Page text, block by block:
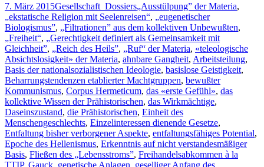
7. März 2015Gesellschaft_Dossiers„Ausstülpung” der Materia,
„ekstatische Religion mit Seelenreisen“, „eugenetischer
Biologismus”, „Filtrationen” aus dem kollektiven Unbewußten,
„Freiheit“, „Gerechtigkeit definiert als Gemeinsamkeit mit
Gleichheit”, „Reich des Heils”, „Ruf“ der Materia, «teleologische
Absichtslosigkeit» der Materia, ahnbare Gangheit, Arbeitsteilung,
Basis der nationalsozialistischen Ideologie, basislose Geistigkeit,
Beharrungstendenzen etablierter Machtgruppen, bewußter
Kommunismus, Corpus Hermeticum, das «erste Gefühl», das
kollektive Wissen der Prähistorischen, das Wirkmächtige,
Daseinszustand, die Prähistorischen, Einheit des
Menschengeschlechts, Einzelinteressen dienende Gesetze,
Entfaltung bisher verborgener Aspekte, entfaltungsfähiges Potential,
Epoche des Hellenismus, Erkenntnis auf nicht verstandesmäßiger
Basis, Fließen des „Lebensstroms”, Freihandelsabkommen à la
TTIP, Gauck, genetische Anlagen, geselliger Anfang des